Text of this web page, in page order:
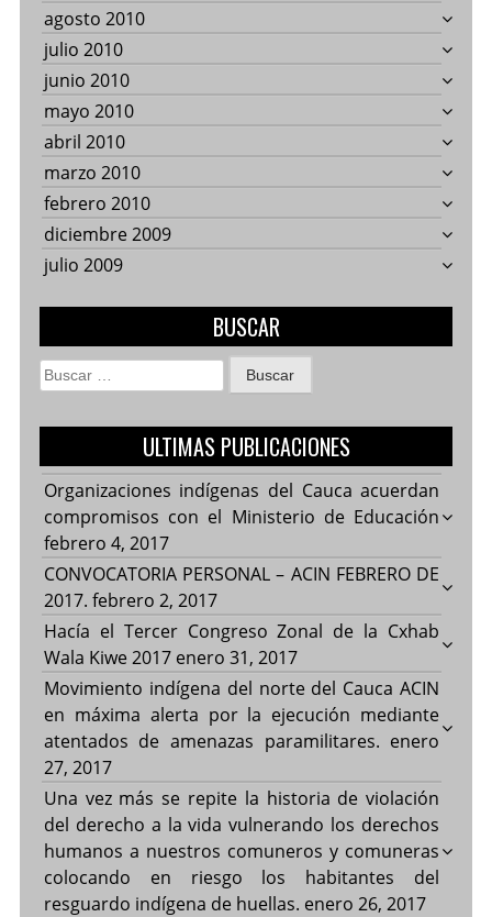
agosto 2010
julio 2010
junio 2010
mayo 2010
abril 2010
marzo 2010
febrero 2010
diciembre 2009
julio 2009
BUSCAR
Buscar:
ULTIMAS PUBLICACIONES
Organizaciones indígenas del Cauca acuerdan
compromisos con el Ministerio de Educación
febrero 4, 2017
CONVOCATORIA PERSONAL – ACIN FEBRERO DE
2017. febrero 2, 2017
Hacía el Tercer Congreso Zonal de la Cxhab
Wala Kiwe 2017 enero 31, 2017
Movimiento indígena del norte del Cauca ACIN
en máxima alerta por la ejecución mediante
atentados de amenazas paramilitares. enero
27, 2017
Una vez más se repite la historia de violación
del derecho a la vida vulnerando los derechos
humanos a nuestros comuneros y comuneras
colocando en riesgo los habitantes del
resguardo indígena de huellas. enero 26, 2017